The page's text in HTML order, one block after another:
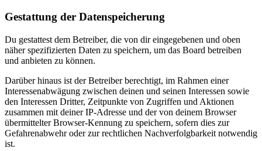
Gestattung der Datenspeicherung
Du gestattest dem Betreiber, die von dir eingegebenen und oben
näher spezifizierten Daten zu speichern, um das Board betreiben
und anbieten zu können.
Darüber hinaus ist der Betreiber berechtigt, im Rahmen einer
Interessenabwägung zwischen deinen und seinen Interessen sowie
den Interessen Dritter, Zeitpunkte von Zugriffen und Aktionen
zusammen mit deiner IP-Adresse und der von deinem Browser
übermittelter Browser-Kennung zu speichern, sofern dies zur
Gefahrenabwehr oder zur rechtlichen Nachverfolgbarkeit notwendig
ist.